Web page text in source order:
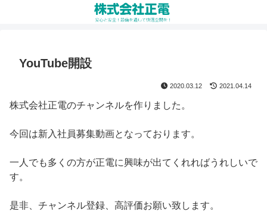
YouTube開設
2020.03.12 2021.04.14
株式会社正電のチャンネルを作りました。
今回は新入社員募集動画となっております。
一人でも多くの方が正電に興味が出てくれればうれしいで
す。
是非、チャンネル登録、高評価お願い致します。